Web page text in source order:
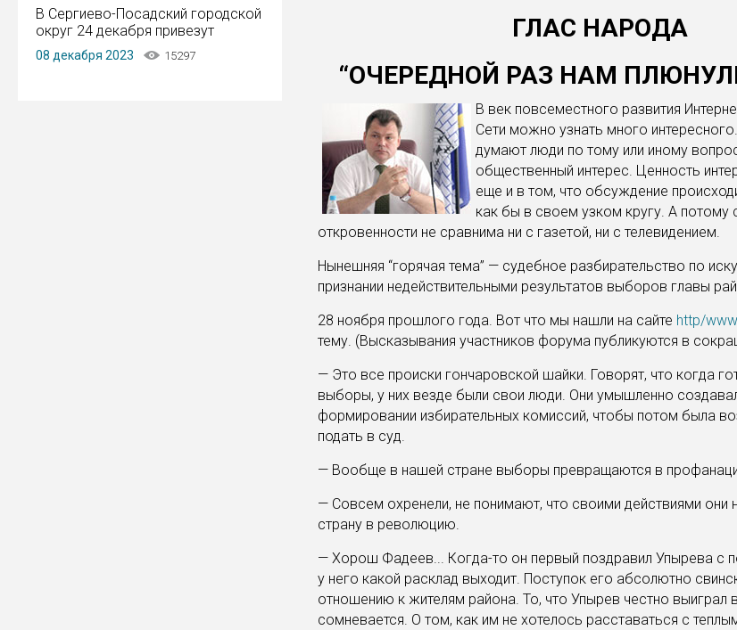
В Сергиево-Посадский городской
округ 24 декабря привезут
ледовый тур «Чемпионы»
заслуженного мастера спорта,
08 декабря 2023 15297
ГЛАС НАРОДА
“ОЧЕРЕДНОЙ РАЗ НАМ
В век повсеместного развития
Сети можно узнать много
думают люди по тому или иному
общественный интерес. Ценность
еще и в том, что обсуждение
как бы в своем узком кругу. А потому
откровенности не сравнима ни с газетой, ни с телевидением.
Нынешняя “горячая тема” — судебное разбирательство по
признании недействительными результатов выборов главы
28 ноября прошлого года. Вот что мы нашли на сайте http/
тему. (Высказывания участников форума публикуются в
— Это все происки гончаровской шайки. Говорят, что когда
выборы, у них везде были свои люди. Они умышленно
формировании избирательных комиссий, чтобы потом была
подать в суд.
— Вообще в нашей стране выборы превращаются в
— Совсем охренели, не понимают, что своими действиями они
страну в революцию.
— Хорош Фадеев... Когда-то он первый поздравил Упырева с
у него какой расклад выходит. Поступок его абсолютно
отношению к жителям района. То, что Упырев честно выиграл
сомневается. О том, как им не хотелось расставаться с